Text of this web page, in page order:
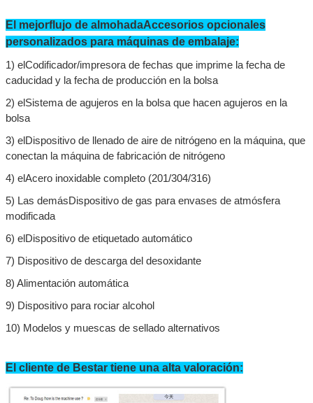
¡Te llamaremos pronto!
El mejorflujo de almohadaAccesorios opcionales
personalizados para máquinas de embalaje:
1) elCodificador/impresora de fechas que imprime la fecha de
caducidad y la fecha de producción en la bolsa
2) el Sistema de agujeros en la bolsa que hacen agujeros en la
bolsa
3) el Dispositivo de llenado de aire de nitrógeno en la máquina, que
conectan la máquina de fabricación de nitrógeno
4) elAcero inoxidable completo (201/304/316)
5) Las demásDispositivo de gas para envases de atmósfera
modificada
6) el Dispositivo de etiquetado automático
7) Dispositivo de descarga del desoxidante
8) Alimentación automática
9) Dispositivo para rociar alcohol
10) Modelos y muescas de sellado alternativos
El cliente de Bestar tiene una alta valoración: